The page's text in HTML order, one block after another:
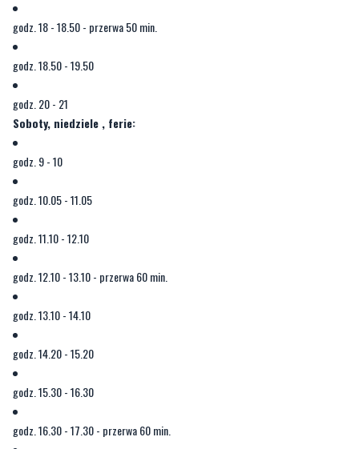
godz. 18 - 18.50 - przerwa 50 min.
godz. 18.50 - 19.50
godz. 20 - 21
Soboty, niedziele , ferie:
godz. 9 - 10
godz. 10.05 - 11.05
godz. 11.10 - 12.10
godz. 12.10 - 13.10 - przerwa 60 min.
godz. 13.10 - 14.10
godz. 14.20 - 15.20
godz. 15.30 - 16.30
godz. 16.30 - 17.30 - przerwa 60 min.